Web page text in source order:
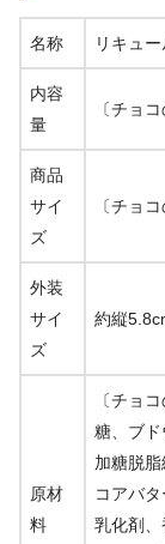
名称 リキュ
内容
量
〔チョ
商品
サイ
ズ
〔チョ
外装
サイ
ズ
約縦
原材
料
〔チョ
糖、ブド
加糖脱
コアバタ
乳化剤